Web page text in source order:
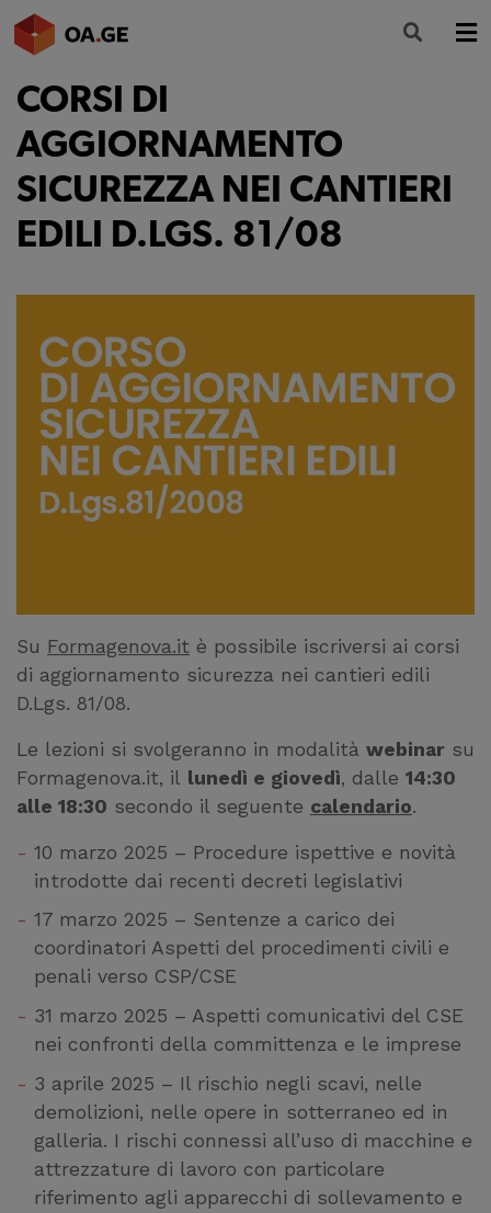
L’ORDINE
AMMINISTRAZIONE TRASPARENTE
ALBO
SEGRETERIA
FORMAZIONE
NEWS
CORSI DI
AGGIORNAMENTO
SICUREZZA NEI CANTIERI
EDILI D.LGS. 81/08
Su Formagenova.it è possibile iscriversi ai corsi
di aggiornamento sicurezza nei cantieri edili
D.Lgs. 81/08.
Le lezioni si svolgeranno in modalità webinar su
Formagenova.it, il lunedì e giovedì, dalle 14:30
alle 18:30 secondo il seguente calendario.
10 marzo 2025 – Procedure ispettive e novità
introdotte dai recenti decreti legislativi
17 marzo 2025 – Sentenze a carico dei
coordinatori Aspetti del procedimenti civili e
penali verso CSP/CSE
31 marzo 2025 – Aspetti comunicativi del CSE
nei confronti della committenza e le imprese
3 aprile 2025 – Il rischio negli scavi, nelle
demolizioni, nelle opere in sotterraneo ed in
galleria. I rischi connessi all’uso di macchine e
attrezzature di lavoro con particolare
riferimento agli apparecchi di sollevamento e